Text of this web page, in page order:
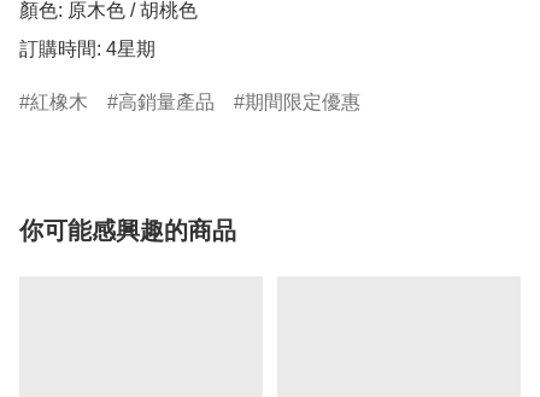
顏色: 原木色 / 胡桃色
訂購時間: 4星期
紅橡木 高銷量產品 期間限定優惠
你可能感興趣的商品